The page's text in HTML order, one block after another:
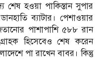
শেষ হওয়া পাকিস্তান সুপার
ব্যাটার। পেশাওয়ার
পাশাপাশি ৫৮৮ রান
হিসেবেও শেষ করেন
পা রাখেন বাবর। কিন্তু